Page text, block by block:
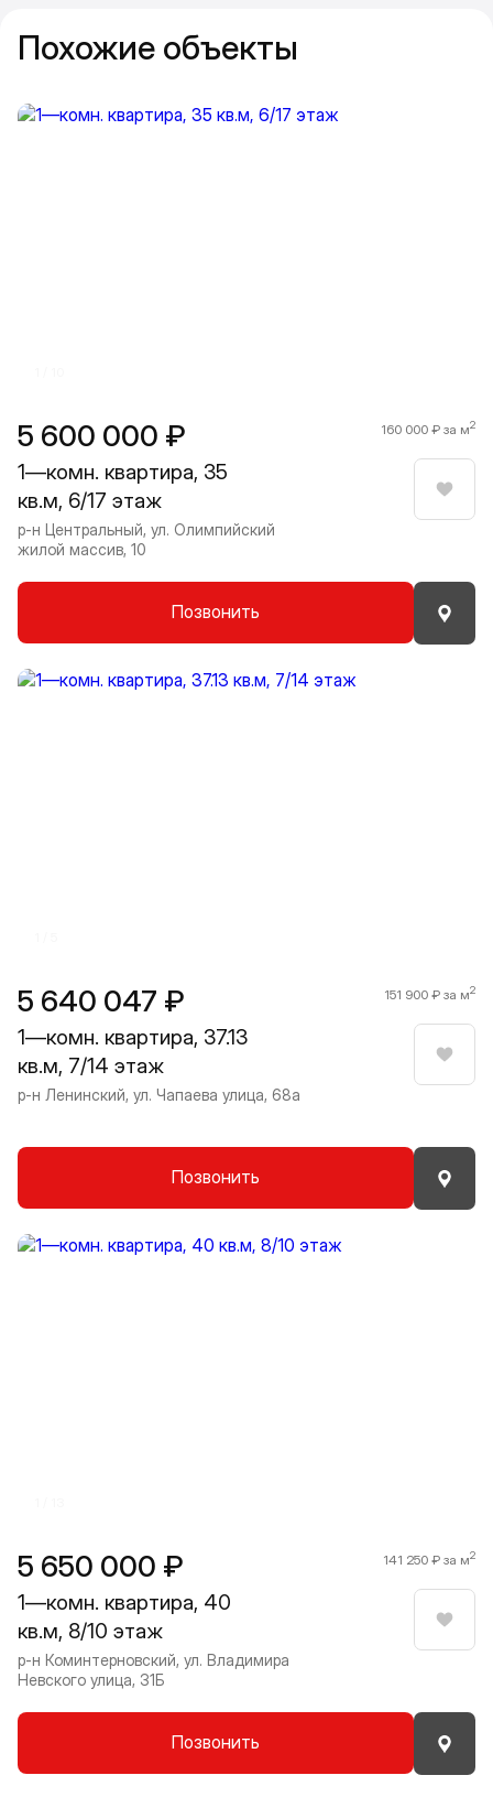
Похожие объекты
5 600 000 ₽ 160 000 ₽ за м2
1—комн. квартира, 35
кв.м, 6/17 этаж
р-н Центральный, ул. Олимпийский
жилой массив, 10
Позвонить
5 640 047 ₽ 151 900 ₽ за м2
1—комн. квартира, 37.13
кв.м, 7/14 этаж
р-н Ленинский, ул. Чапаева улица, 68а
Позвонить
5 650 000 ₽ 141 250 ₽ за м2
1—комн. квартира, 40
кв.м, 8/10 этаж
р-н Коминтерновский, ул. Владимира
Невского улица, 31Б
Позвонить